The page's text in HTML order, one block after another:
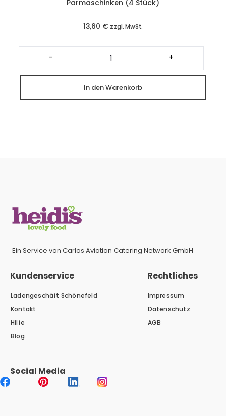
Parmaschinken (4 Stück)
13,60 € zzgl. MwSt.
-
Baguette
Canapés
mit
Parmaschinken
(4
Stück)
Menge
+
In den Warenkorb
Ein Service von Carlos Aviation Catering Network GmbH
Kundenservice
Ladengeschäft Schönefeld
Kontakt
Hilfe
Blog
Rechtliches
Impressum
Datenschutz
AGB
Social Media